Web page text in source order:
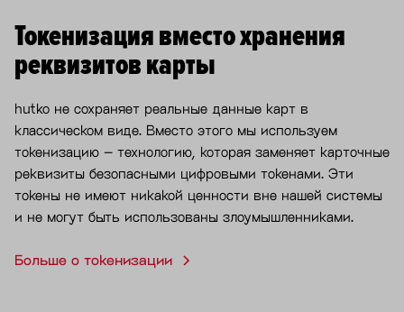
Токенизация вместо хранения
реквизитов карты
hutko не сохраняет реальные данные карт в
классическом виде. Вместо этого мы используем
токенизацию – технологию, которая заменяет карточные
реквизиты безопасными цифровыми токенами. Эти
токены не имеют никакой ценности вне нашей системы
и не могут быть использованы злоумышленниками.
Больше о токенизации